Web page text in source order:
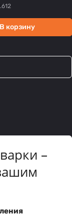
В корзину
–